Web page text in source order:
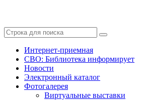
Интернет-приемная
СВО: Библиотека информирует
Новости
Электронный каталог
Фотогалерея
Виртуальные выставки